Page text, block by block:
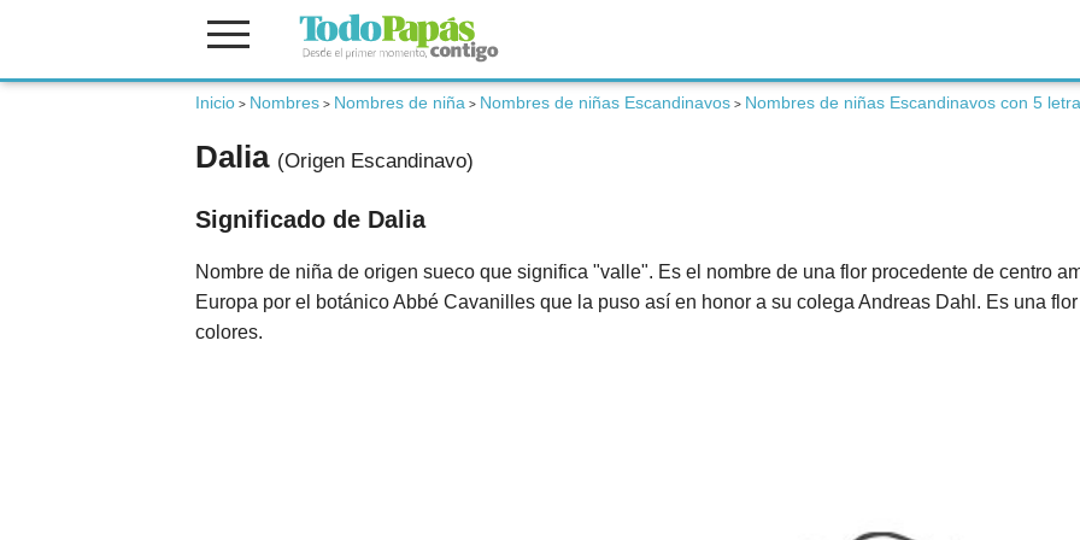
Inicio > Nombres > Nombres de niña > Nombres de niñas Escandinavos > Nombres de niñas Escandinavos con 5
Dalia (Origen Escandinavo)
Significado de Dalia
Nombre de niña de origen sueco que significa "valle". Es el nombre de una flor procedente de centro
Europa por el botánico Abbé Cavanilles que la puso así en honor a su colega Andreas Dahl. Es una
colores.